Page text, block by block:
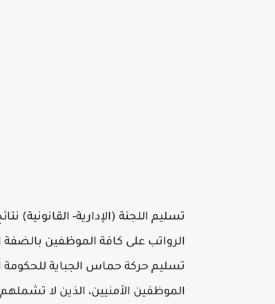
تسليم اللجنة (الإدارية-
الرواتب على كافة الموظفين بالضفة
تسليم حركة حماس الجباية
الموظفين الأمنيين، الذين لا